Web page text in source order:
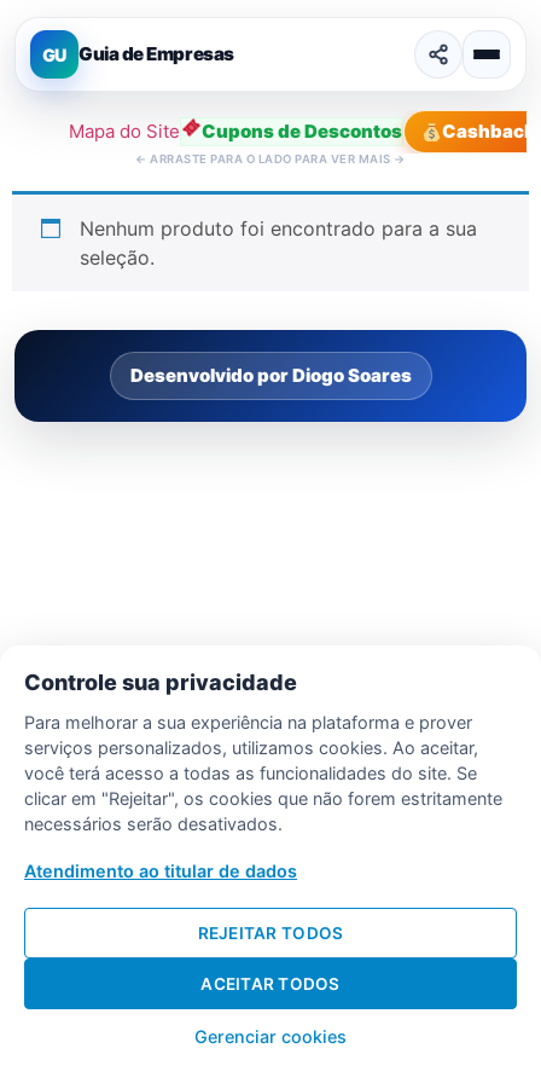
GU Guia de Empresas
Mapa do Site Cupons de Descontos Cashback
← ARRASTE PARA O LADO PARA VER MAIS →
Nenhum produto foi encontrado para a sua
seleção.
Desenvolvido por Diogo Soares
Controle sua privacidade
Para melhorar a sua experiência na plataforma e prover
serviços personalizados, utilizamos cookies. Ao aceitar,
você terá acesso a todas as funcionalidades do site. Se
clicar em "Rejeitar", os cookies que não forem estritamente
necessários serão desativados.
Atendimento ao titular de dados
Gerenciar cookies
REJEITAR TODOS
ACEITAR TODOS